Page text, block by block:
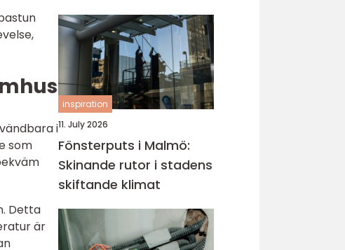
i
som
Detta
är
inspiration
11. July 2026
Fönsterputs i Malmö:
Skinande rutor i stadens
skiftande klimat